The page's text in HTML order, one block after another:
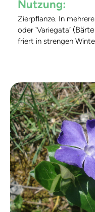
Nutzung:
Zierpflanze. In
oder `Variegata´
friert in strengen